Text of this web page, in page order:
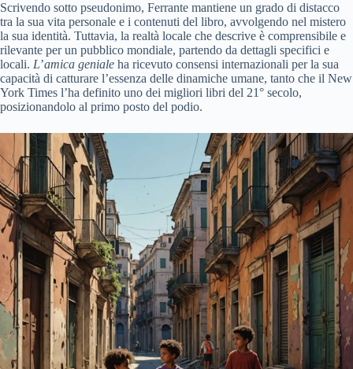
Scrivendo sotto pseudonimo, Ferrante mantiene un grado di distacco
tra la sua vita personale e i contenuti del libro, avvolgendo nel mistero
la sua identità. Tuttavia, la realtà locale che descrive è comprensibile e
rilevante per un pubblico mondiale, partendo da dettagli specifici e
locali. L’amica geniale ha ricevuto consensi internazionali per la sua
capacità di catturare l’essenza delle dinamiche umane, tanto che il New
York Times l’ha definito uno dei migliori libri del 21° secolo,
posizionandolo al primo posto del podio.